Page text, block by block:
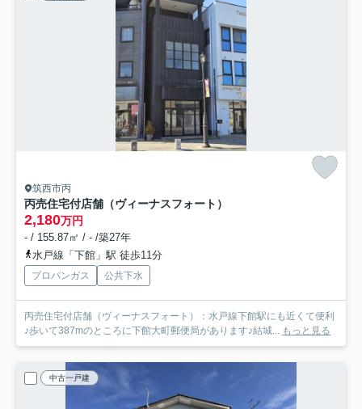
筑西市丙
丙売住宅付店舗（ヴィーナスフォート）
2,180万円
- / 155.87㎡ / - /築27年
水戸線「下館」駅 徒歩11分
プロパンガス 公共下水
丙売住宅付店舗（ヴィーナスフォート）：水戸線下館駅にも近くて便利
♪歩いて387mのところに下館大町郵便局があります♪結城... もっと見る
中古一戸建